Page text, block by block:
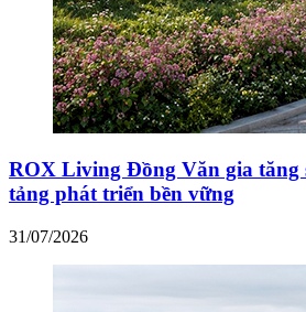
ROX Living Đồng Văn gia tăng
tảng phát triển bền vững
31/07/2026